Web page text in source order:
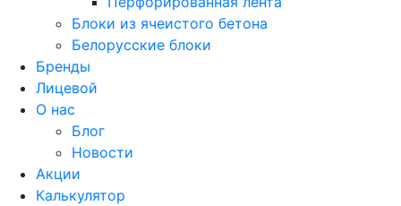
Блоки из ячеистого бетона
Белорусские блоки
Бренды
Лицевой
О нас
Блог
Новости
Акции
Калькулятор